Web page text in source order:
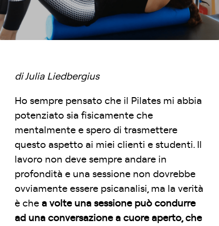
di Julia Liedbergius
Ho sempre pensato che il Pilates mi abbia
potenziato sia fisicamente che
mentalmente e spero di trasmettere
questo aspetto ai miei clienti e studenti. Il
lavoro non deve sempre andare in
profondità e una sessione non dovrebbe
ovviamente essere psicanalisi, ma la verità
è che a volte una sessione può condurre
ad una conversazione a cuore aperto, che